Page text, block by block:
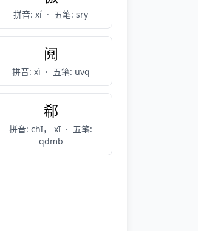
拼音: xí · 五笔: sry
阋
拼音: xì · 五笔: uvq
郗
拼音: chī， xī · 五笔:
qdmb